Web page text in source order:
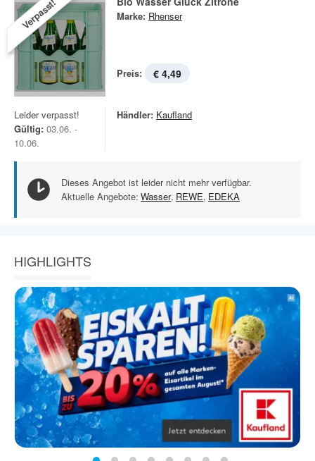
Verpasst! Marke: Rhenser
Preis: € 4,49
Leider verpasst!
Gültig: 03.06. -
10.06.
Händler: Kaufland
Dieses Angebot ist leider nicht mehr verfügbar.
Aktuelle Angebote: Wasser, REWE, EDEKA
HIGHLIGHTS